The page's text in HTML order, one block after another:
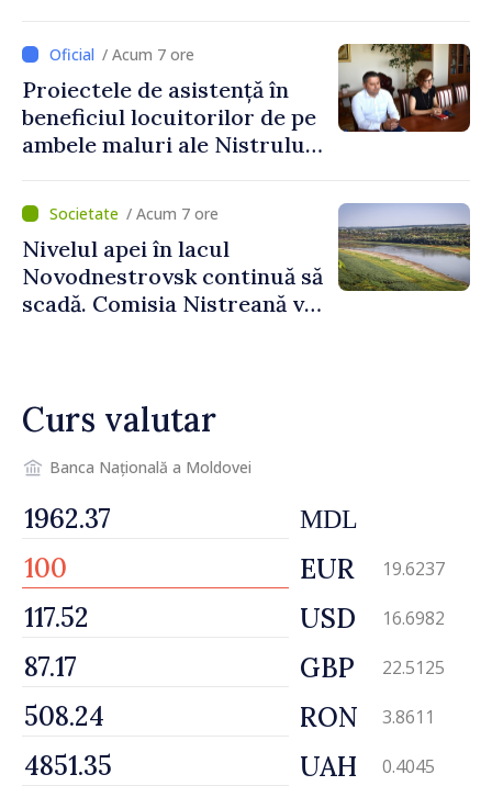
București
/ Acum 7 ore
Proiectele de asistență în
beneficiul locuitorilor de pe
ambele maluri ale Nistrului
viceprim-ministrului cu
reprezentanta rezidentă a
PNUD în Republica Moldova,
Daniela Gasparikova
/ Acum 7 ore
Nivelul apei în lacul
Novodnestrovsk continuă să
scadă. Comisia Nistreană va
Curs valutar
Banca Națională a Moldovei
MDL
EUR 19.6237
USD 16.6982
GBP 22.5125
RON 3.8611
UAH 0.4045